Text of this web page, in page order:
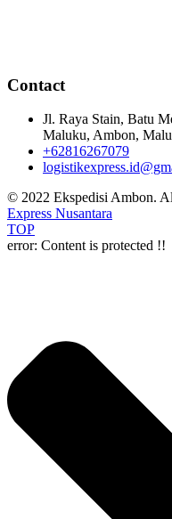
Contact
Jl. Raya Stain, Batu
Maluku, Ambon,
+62816267079
© 2022 Ekspedisi Ambon.
Express Nusantara
TOP
error: Content is protected !!